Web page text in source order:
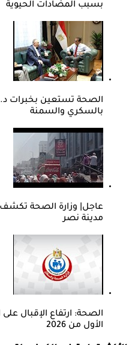
بسبب المضادات الحيوية
الصحة تستعين بخبرات
بالسكري والسمنة
عاجل| وزارة الصحة تكشف
مدينة نصر
الأول من 2026